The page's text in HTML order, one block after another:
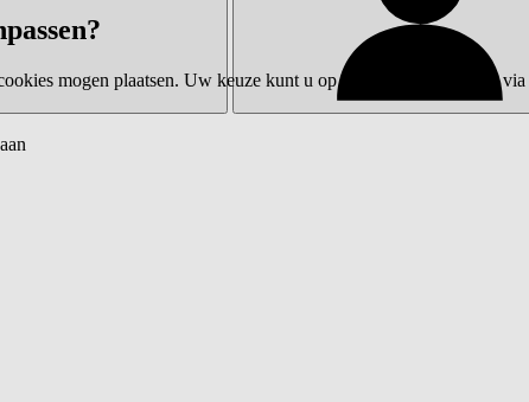
mogen plaatsen. Uw keuze kunt u op elk moment wijzigen